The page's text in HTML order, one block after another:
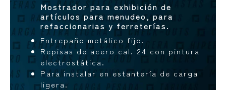
Mostrador para exhibición de
artículos para menudeo, para
refaccionarias y ferreterías.
Entrepaño metálico fijo.
Repisas de acero cal. 24 con pintura
electrostática.
Para instalar en estantería de carga
ligera.